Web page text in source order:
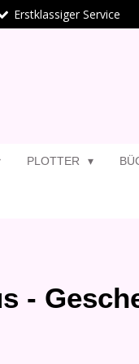
Erstklassiger Service
PLOTTER
-